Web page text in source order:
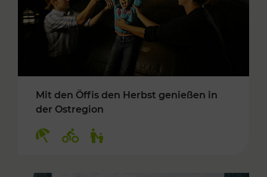
Mit den Öffis den Herbst genießen in
der Ostregion